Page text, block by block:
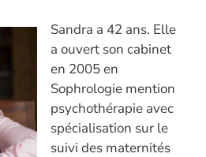
Sandra a 42 ans. Elle
a ouvert son cabinet
en 2005 en
Sophrologie mention
psychothérapie avec
spécialisation sur le
suivi des maternités